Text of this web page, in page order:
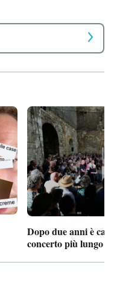
Dopo due anni è
concerto più lungo